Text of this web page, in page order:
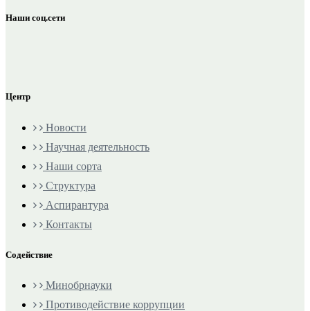
Наши соц.сети
Центр
Новости
Научная деятельность
Наши сорта
Структура
Аспирантура
Контакты
Содействие
Минобрнауки
Противодействие коррупции